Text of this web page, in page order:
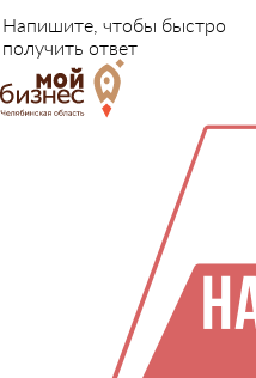
Напишите, чтобы быстро
получить ответ